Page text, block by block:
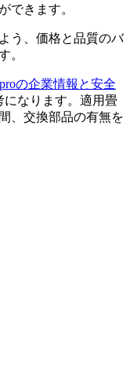
できます。
う、価格と品質のバ
。
の企業情報と安全
になります。適用畳
、交換部品の有無を